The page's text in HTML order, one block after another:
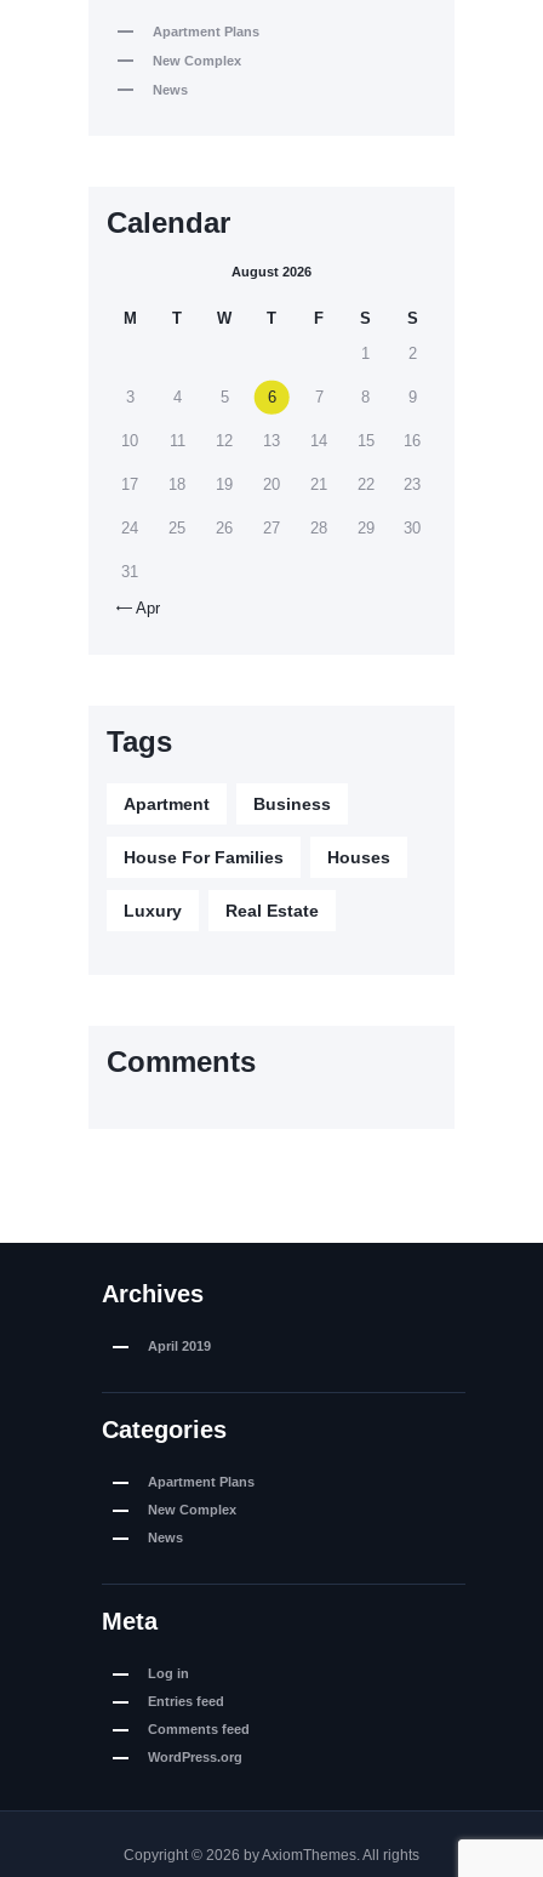
Apartment Plans
New Complex
News
Calendar
August 2026
M T W T F S
S
1
2
3 4 5 6 7 8 9
10 11 12 13 14 15 16
17 18 19 20 21 22 23
24 25 26 27 28 29 30
31
 Apr
Tags
Apartment Business
House For Families Houses
Luxury Real Estate
Comments
Archives
April 2019
Categories
Apartment Plans
New Complex
News
Meta
Log in
Entries feed
Comments feed
WordPress.org
Copyright © 2026 by AxiomThemes. All rights